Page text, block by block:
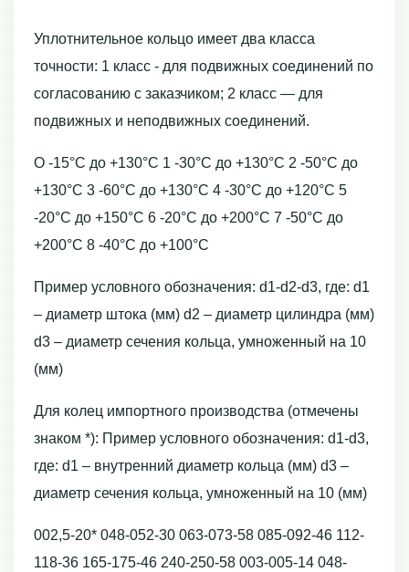
Уплотнительное кольцо имеет два класса
точности: 1 класс - для подвижных соединений по
согласованию с заказчиком; 2 класс — для
подвижных и неподвижных соединений.
О -15°С до +130°С 1 -30°С до +130°С 2 -50°С до
+130°С 3 -60°С до +130°С 4 -30°С до +120°С 5
-20°С до +150°С 6 -20°С до +200°С 7 -50°С до
+200°С 8 -40°С до +100°С
Пример условного обозначения: d1-d2-d3, где: d1
– диаметр штока (мм) d2 – диаметр цилиндра (мм)
d3 – диаметр сечения кольца, умноженный на 10
(мм)
Для колец импортного производства (отмечены
знаком *): Пример условного обозначения: d1-d3,
где: d1 – внутренний диаметр кольца (мм) d3 –
диаметр сечения кольца, умноженный на 10 (мм)
002,5-20* 048-052-30 063-073-58 085-092-46 112-
118-36 165-175-46 240-250-58 003-005-14 048-